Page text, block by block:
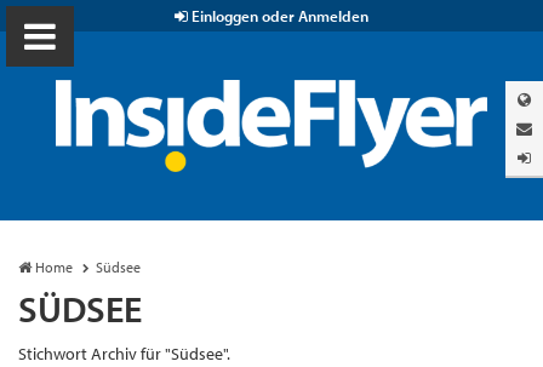
Einloggen oder Anmelden
Home Südsee
SÜDSEE
Stichwort Archiv für "Südsee".